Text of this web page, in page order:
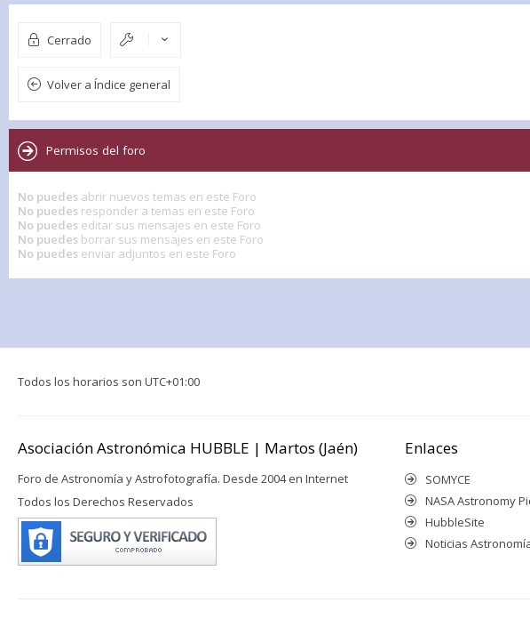
Cerrado
Volver a Índice general
Permisos del foro
No puedes abrir nuevos temas en este Foro
No puedes responder a temas en este Foro
No puedes editar sus mensajes en este Foro
No puedes borrar sus mensajes en este Foro
No puedes enviar adjuntos en este Foro
Todos los horarios son UTC+01:00
Asociación Astronómica HUBBLE | Martos (Jaén)
Foro de Astronomía y Astrofotografía. Desde 2004 en Internet
Todos los Derechos Reservados
Enlaces
SOMYCE
NASA Astronomy
HubbleSite
Noticias Astronomía